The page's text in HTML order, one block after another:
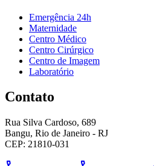
Emergência 24h
Maternidade
Centro Médico
Centro Cirúrgico
Centro de Imagem
Laboratório
Contato
Rua Silva Cardoso, 689
Bangu, Rio de Janeiro - RJ
CEP: 21810-031